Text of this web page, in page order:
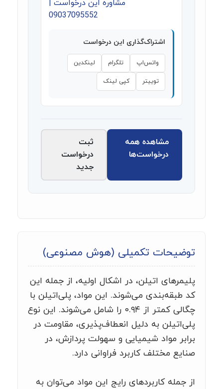
مشاوره این درخواست |
09037095552
اشتراک‌گذاری این درخواست
واتس‌اپ تلگرام لینکدین
توییتر کپی لینک
مشاهده همه
درخواست‌ها
ثبت
درخواست
جدید
توضیحات تکمیلی (هوش مصنوعی)
پلیمرهای اتیلن، در اشکال اولیه، از جمله این
کد طبقه‌بندی می‌شوند. این مواد، پلی‌اتیلن با
چگالی کمتر از ۰.۹۴ را شامل می‌شوند. این نوع
پلی‌اتیلن به دلیل انعطاف‌پذیری، مقاومت در
برابر مواد شیمیایی و سهولت پردازش، در
صنایع مختلف کاربرد فراوانی دارد.
از جمله کاربردهای رایج این مواد می‌توان به